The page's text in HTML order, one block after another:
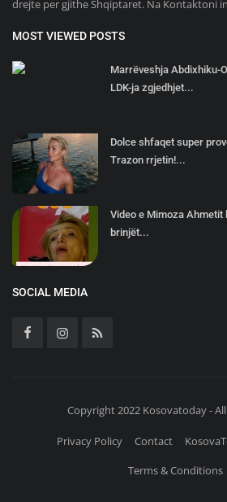
drejte per gjithe Shqiptaret. Na Kontaktoni
MOST VIEWED POSTS
Marrëveshja Abdixhiku-
LDK-ja zgjedhjet...
Dolce shfaqet super
Trazon rrjetin!...
Video e Mimoza Ahmetit
brinjët...
SOCIAL MEDIA
Copyright 2022 Kosovatoday -
Privacy Policy Contact
Terms & Conditions